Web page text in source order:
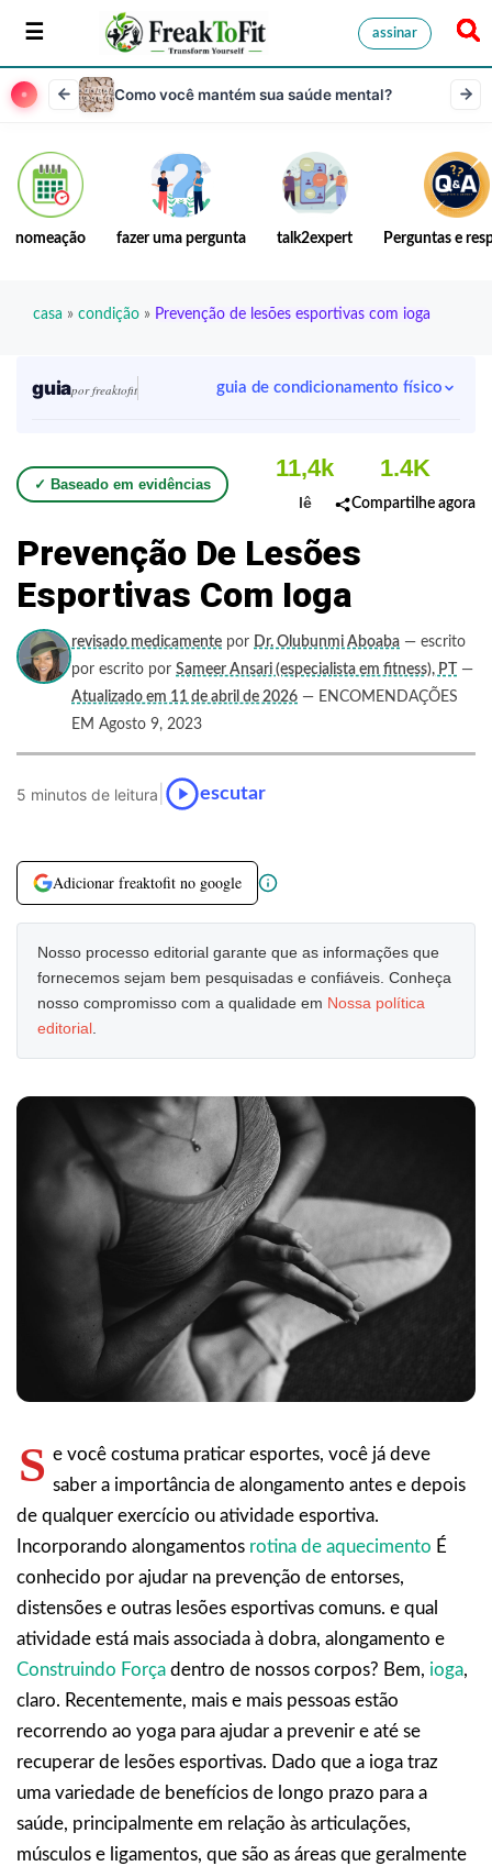
assinar
Como você mantém sua saúde mental?
nomeação fazer uma pergunta talk2expert Perguntas e
casa » condição » Prevenção de lesões esportivas com ioga
guiapor freaktofit guia de condicionamento físico
✓ Baseado em evidências
11,4k
lê
1.4K
Compartilhe agora
Prevenção De Lesões
Esportivas Com Ioga
revisado medicamente por Dr. Olubunmi Aboaba — escrito
por escrito por Sameer Ansari (especialista em fitness), PT
—
Atualizado em 11 de abril de 2026 — ENCOMENDAÇÕES
EM Agosto 9, 2023
5 minutos de leitura escutar
Adicionar freaktofit no google
Nosso processo editorial garante que as informações que
fornecemos sejam bem pesquisadas e confiáveis. Conheça
nosso compromisso com a qualidade em Nossa política
editorial
S e você costuma praticar esportes, você já deve
saber a importância de alongamento antes e depois
de qualquer exercício ou atividade esportiva.
Incorporando alongamentos rotina de aquecimento É
conhecido por ajudar na prevenção de entorses,
distensões e outras lesões esportivas comuns. e qual
atividade está mais associada à dobra, alongamento e
Construindo Força dentro de nossos corpos? Bem, ioga,
claro. Recentemente, mais e mais pessoas estão
recorrendo ao yoga para ajudar a prevenir e até se
recuperar de lesões esportivas. Dado que a ioga traz
uma variedade de benefícios de longo prazo para a
saúde, principalmente em relação às articulações,
músculos e ligamentos, que são as áreas que geralmente